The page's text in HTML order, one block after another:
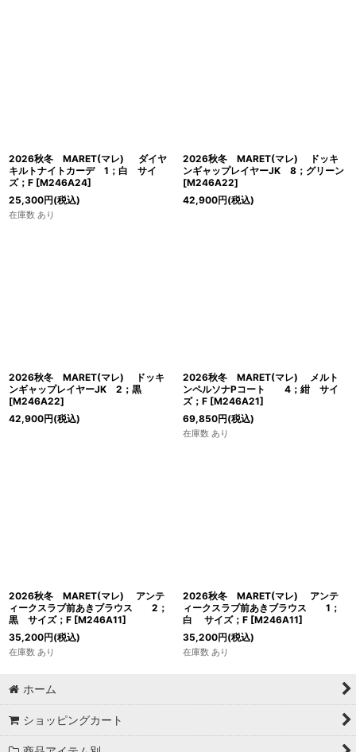
2026秋冬 MARET(マレ) ダイヤ
キルトナイトカーデ 1；白 サイ
ズ；F [M246A24]
25,300円(税込)
在庫数 あり
2026秋冬 MARET(マレ) ドッキ
ンギャップレイヤーJK 8；グリーン
[M246A22]
42,900円(税込)
2026秋冬 MARET(マレ) ドッキ
ンギャップレイヤーJK 2；黒
[M246A22]
42,900円(税込)
2026秋冬 MARET(マレ) メルト
ンペルソナPコート 4；紺 サイ
ズ；F [M246A21]
69,850円(税込)
在庫数 あり
2026秋冬 MARET(マレ) アンテ
ィークスラブ前あきブラウス 2；
黒 サイズ；F [M246A11]
35,200円(税込)
在庫数 あり
2026秋冬 MARET(マレ) アンテ
ィークスラブ前あきブラウス 1；
白 サイズ；F [M246A11]
35,200円(税込)
在庫数 あり
ホーム
ショッピングカート